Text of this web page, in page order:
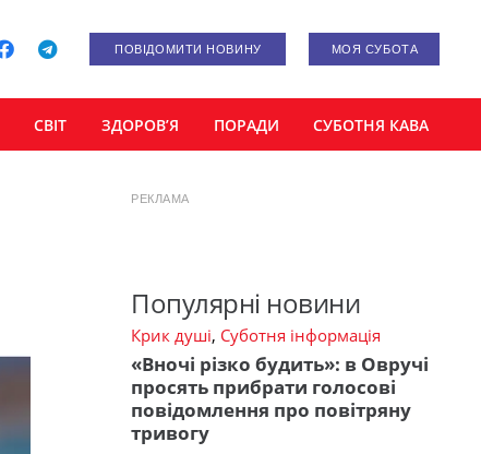
ПОВІДОМИТИ НОВИНУ МОЯ СУБОТА
СВІТ ЗДОРОВ’Я ПОРАДИ СУБОТНЯ КАВА
РЕКЛАМА
Популярні новини
Крик душі, Суботня інформація
«Вночі різко будить»: в Овручі
просять прибрати голосові
повідомлення про повітряну
тривогу